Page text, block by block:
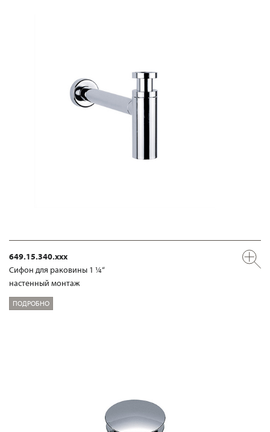
649.15.340.xxx
Сифон для раковины 1 ¼“
настенный монтаж
ПОДРОБНО